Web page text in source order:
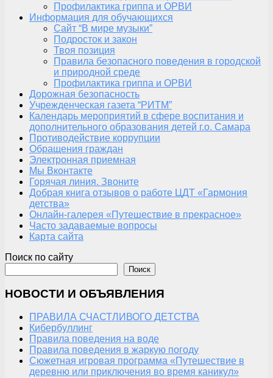
Профилактика гриппа и ОРВИ
Информация для обучающихся
Сайт “В мире музыки”
Подросток и закон
Твоя позиция
Правила безопасного поведения в городской
и природной среде
Профилактика гриппа и ОРВИ
Дорожная безопасность
Учрежденческая газета “РИТМ”
Календарь мероприятий в сфере воспитания и
дополнительного образования детей г.о. Самара
Противодействие коррупции
Обращения граждан
Электронная приемная
Мы Вконтакте
Горячая линия. Звоните
Добрая книга отзывов о работе ЦДТ «Гармония
детства»
Онлайн-галерея «Путешествие в прекрасное»
Часто задаваемые вопросы
Карта сайта
Поиск по сайту
Поиск
НОВОСТИ И ОБЪЯВЛЕНИЯ
ПРАВИЛА СЧАСТЛИВОГО ДЕТСТВА
Кибербуллинг
Правила поведения на воде
Правила поведения в жаркую погоду
Сюжетная игровая программа «Путешествие в
деревню или приключения во время каникул»